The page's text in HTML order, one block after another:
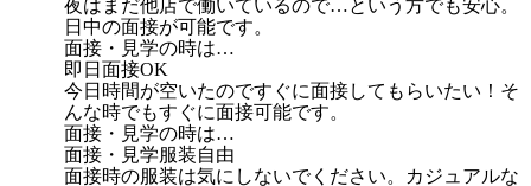
夜はまだ他店で働いているので…という方でも安心。
日中の面接が可能です。
面接・見学の時は…
即日面接OK
今日時間が空いたのですぐに面接してもらいたい！そ
んな時でもすぐに面接可能です。
面接・見学の時は…
面接・見学服装自由
面接時の服装は気にしないでください。カジュアルな